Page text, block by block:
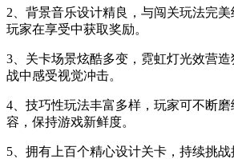
2、背景音乐设计精良，与闯关玩法完美
玩家在享受中获取奖励。
3、关卡场景炫酷多变，霓虹灯光效营
战中感受视觉冲击。
4、技巧性玩法丰富多样，玩家可不断
容，保持游戏新鲜度。
5、拥有上百个精心设计关卡，持续挑战